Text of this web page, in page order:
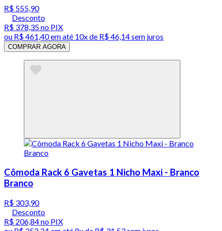
R$ 555,90
Desconto
R$ 378,35no PIX
ou R$ 461,40em até 10x de R$ 46,14 sem juros
COMPRAR AGORA
Cômoda Rack 6 Gavetas 1 Nicho Maxi - Branco
Branco
R$ 303,90
Desconto
R$ 206,84no PIX